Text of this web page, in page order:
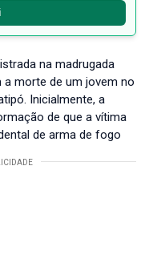
na madrugada
morte de um jovem no
Inicialmente, a
de que a vítima
de arma de fogo